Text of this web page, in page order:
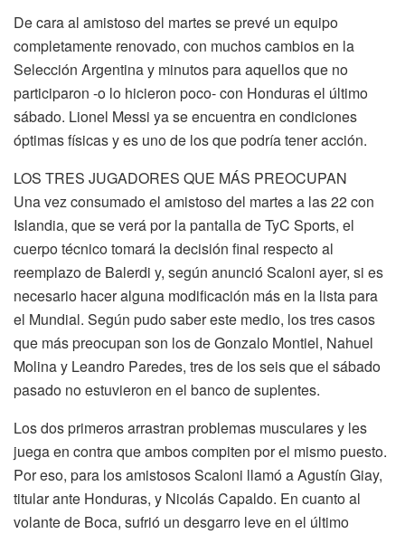
De cara al amistoso del martes se prevé un equipo
completamente renovado, con muchos cambios en la
Selección Argentina y minutos para aquellos que no
participaron -o lo hicieron poco- con Honduras el último
sábado. Lionel Messi ya se encuentra en condiciones
óptimas físicas y es uno de los que podría tener acción.
LOS TRES JUGADORES QUE MÁS PREOCUPAN
Una vez consumado el amistoso del martes a las 22 con
Islandia, que se verá por la pantalla de TyC Sports, el
cuerpo técnico tomará la decisión final respecto al
reemplazo de Balerdi y, según anunció Scaloni ayer, si es
necesario hacer alguna modificación más en la lista para
el Mundial. Según pudo saber este medio, los tres casos
que más preocupan son los de Gonzalo Montiel, Nahuel
Molina y Leandro Paredes, tres de los seis que el sábado
pasado no estuvieron en el banco de suplentes.
Los dos primeros arrastran problemas musculares y les
juega en contra que ambos compiten por el mismo puesto.
Por eso, para los amistosos Scaloni llamó a Agustín Giay,
titular ante Honduras, y Nicolás Capaldo. En cuanto al
volante de Boca, sufrió un desgarro leve en el último